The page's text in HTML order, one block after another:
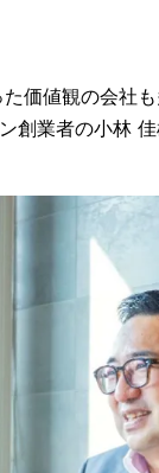
価値観の会社
創業者の小林